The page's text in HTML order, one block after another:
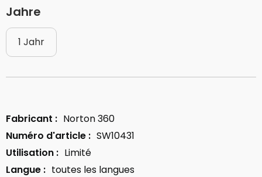
Jahre
1 Jahr
Fabricant : Norton 360
Numéro d'article : SW10431
Utilisation : Limité
Langue : toutes les langues